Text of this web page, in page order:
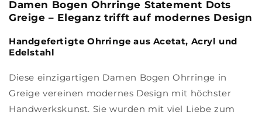
Damen Bogen Ohrringe Statement Dots
Greige – Eleganz trifft auf modernes Design
Handgefertigte Ohrringe aus Acetat, Acryl und
Edelstahl
Diese einzigartigen Damen Bogen Ohrringe in
Greige vereinen modernes Design mit höchster
Handwerkskunst. Sie wurden mit viel Liebe zum